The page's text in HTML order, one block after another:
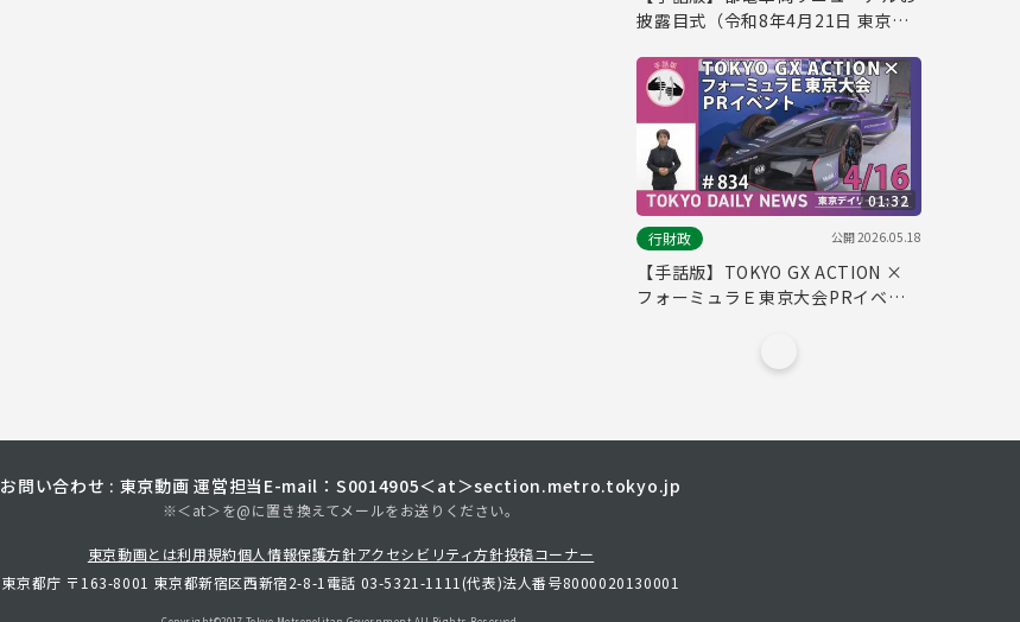
披露目式（令和8年4月21日 東京デ
01:32
行財政
公開2026.05.18
【手話版】TOKYO GX ACTION ×
フォーミュラＥ東京大会PRイベン
お問い合わせ : 東京動画 運営担当 E-mail：S0014905＜at＞section.metro.tokyo.jp
※＜at＞を@に置き換えてメールをお送りください。
東京動画とは利用規約個人情報保護方針アクセシビリティ方針投稿コーナー
東京都庁 〒163-8001 東京都新宿区西新宿2-8-1 電話 03-5321-1111(代表)法人番号8000020130001